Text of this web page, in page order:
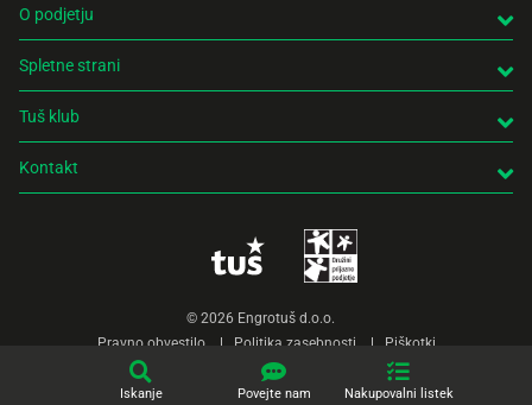
Iskanje Povejte nam Nakupovalni listek
O podjetju
Spletne strani
Tuš klub
Kontakt
© 2026 Engrotuš d.o.o.
Pravno obvestilo
Politika zasebnosti
Piškotki
Produkcija:Creatim